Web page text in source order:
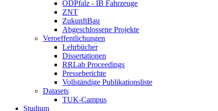
ODPfalz - IB Fahrzeuge
ZNT
ZukunftBau
Abgeschlossene Projekte
Veroeffentlichungen
Lehrbücher
Dissertationen
RRLab Proceedings
Presseberichte
Vollständige Publikationsliste
Datasets
TUK-Campus
Studium